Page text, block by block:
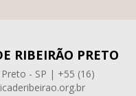
RIBEIRÃO PRETO
- SP | +55 (16)